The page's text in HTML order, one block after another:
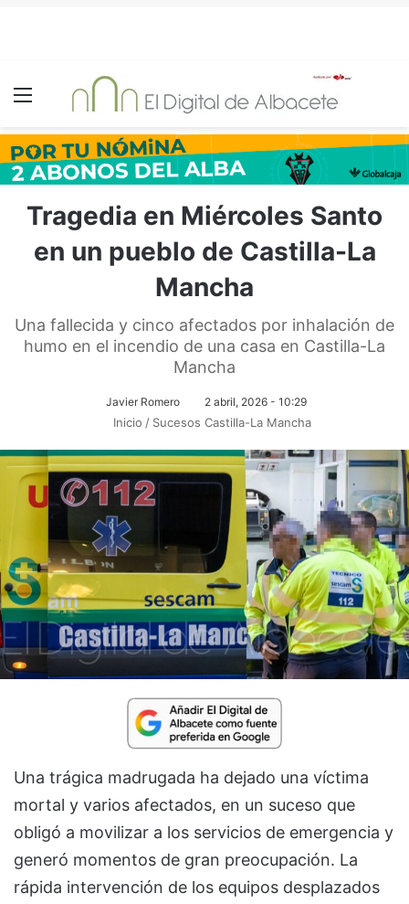
Menú
Tragedia en Miércoles Santo
en un pueblo de Castilla-La
Mancha
Una fallecida y cinco afectados por inhalación de
humo en el incendio de una casa en Castilla-La
Mancha
Javier Romero 2 abril, 2026 - 10:29
Inicio / Sucesos Castilla-La Mancha
Una trágica madrugada ha dejado una víctima
mortal y varios afectados, en un suceso que
obligó a movilizar a los servicios de emergencia y
generó momentos de gran preocupación. La
rápida intervención de los equipos desplazados